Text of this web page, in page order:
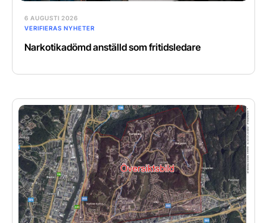
6 AUGUSTI 2026
VERIFIERAS NYHETER
Narkotikadömd anställd som fritidsledare